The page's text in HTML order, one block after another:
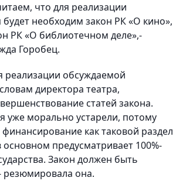
что для реализации
необходим закон РК «О кино»,
РК «О библиотечном деле»,-
Горобец.
реализации обсуждаемой
директора театра,
статей закона.
уже морально устарели, потому
как таковой раздел
основном предусматривает 100%-
Закон должен быть
резюмировала она.